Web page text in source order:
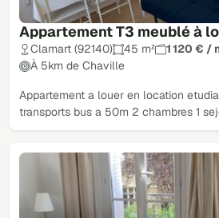
Appartement T3 meublé à
Clamart (92140) 45 m²
1 120 € /
À 5km de Chaville
Appartement a louer en location
transports bus a 50m 2 chambres 1